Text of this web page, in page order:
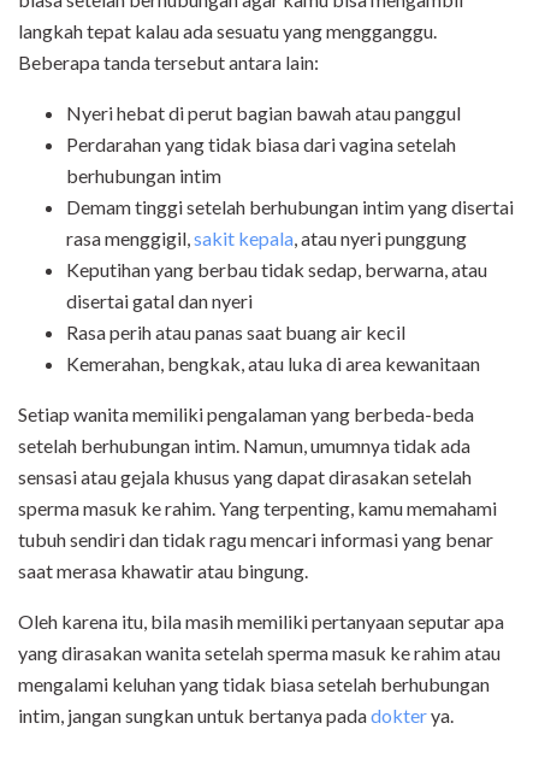
langkah tepat kalau ada sesuatu yang mengganggu.
Beberapa tanda tersebut antara lain:
Nyeri hebat di perut bagian bawah atau panggul
Perdarahan yang tidak biasa dari vagina setelah
berhubungan intim
Demam tinggi setelah berhubungan intim yang disertai
rasa menggigil, sakit kepala , atau nyeri punggung
Keputihan yang berbau tidak sedap, berwarna, atau
disertai gatal dan nyeri
Rasa perih atau panas saat buang air kecil
Kemerahan, bengkak, atau luka di area kewanitaan
Setiap wanita memiliki pengalaman yang berbeda-beda
setelah berhubungan intim. Namun, umumnya tidak ada
sensasi atau gejala khusus yang dapat dirasakan setelah
sperma masuk ke rahim. Yang terpenting, kamu memahami
tubuh sendiri dan tidak ragu mencari informasi yang benar
saat merasa khawatir atau bingung.
Oleh karena itu, bila masih memiliki pertanyaan seputar apa
yang dirasakan wanita setelah sperma masuk ke rahim atau
mengalami keluhan yang tidak biasa setelah berhubungan
intim, jangan sungkan untuk bertanya padadokterya.